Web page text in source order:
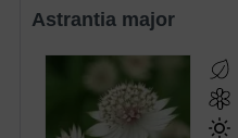
Astrantia major